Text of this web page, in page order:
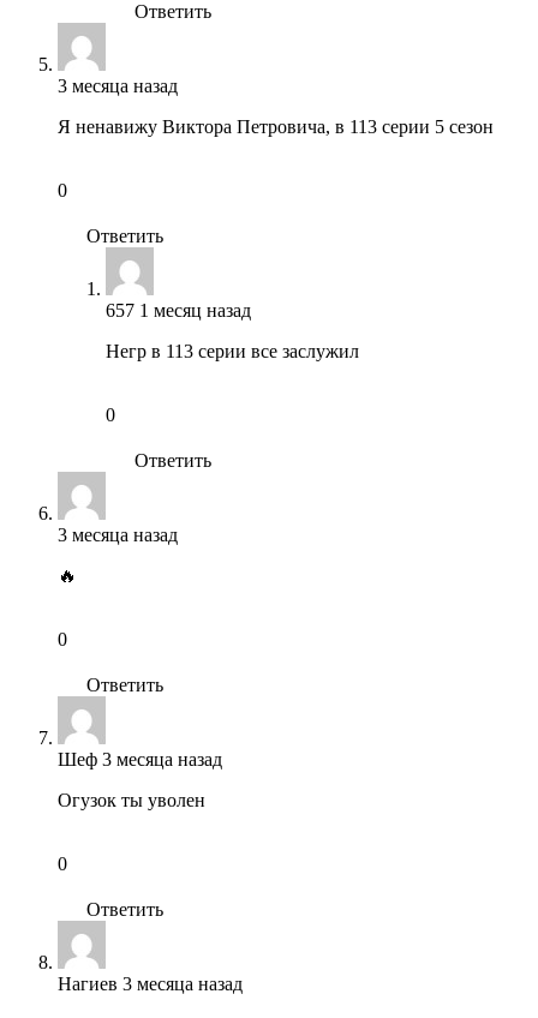
Ответить
3 месяца назад
Я ненавижу Виктора Петровича, в 113 серии 5 сезон
0
Ответить
657 1 месяц назад
Негр в 113 серии все заслужил
0
Ответить
3 месяца назад
🔥
0
Ответить
Шеф 3 месяца назад
Огузок ты уволен
0
Ответить
Нагиев 3 месяца назад